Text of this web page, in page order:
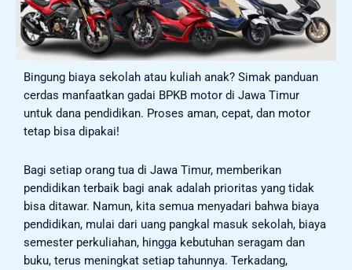
Bingung biaya sekolah atau kuliah anak? Simak panduan
cerdas manfaatkan gadai BPKB motor di Jawa Timur
untuk dana pendidikan. Proses aman, cepat, dan motor
tetap bisa dipakai!
Bagi setiap orang tua di Jawa Timur, memberikan
pendidikan terbaik bagi anak adalah prioritas yang tidak
bisa ditawar. Namun, kita semua menyadari bahwa biaya
pendidikan, mulai dari uang pangkal masuk sekolah, biaya
semester perkuliahan, hingga kebutuhan seragam dan
buku, terus meningkat setiap tahunnya. Terkadang,